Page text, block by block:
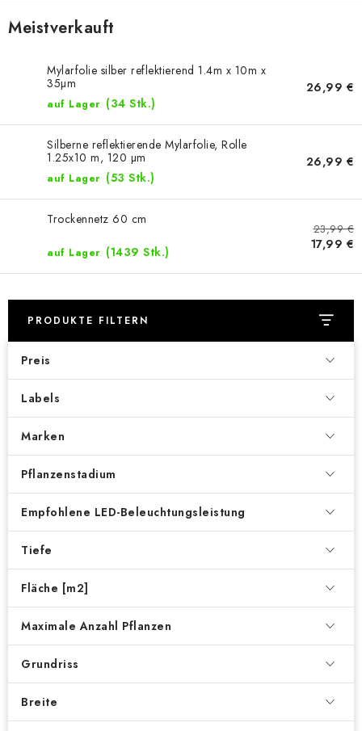
Meistverkauft
Mylarfolie silber reflektierend 1.4m x 10m x
35µm
auf Lager (34 Stk.)
26,99 €
Silberne reflektierende Mylarfolie, Rolle
1.25x10 m, 120 µm
auf Lager (53 Stk.)
26,99 €
Trockennetz 60 cm
auf Lager (1439 Stk.)
23,99 €
17,99 €
PRODUKTE FILTERN
Preis
Labels
Marken
Pflanzenstadium
Empfohlene LED-Beleuchtungsleistung
Tiefe
Fläche [m2]
Maximale Anzahl Pflanzen
Grundriss
Breite